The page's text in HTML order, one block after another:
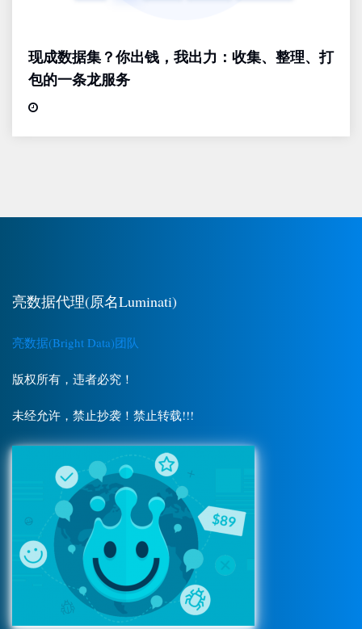
现成数据集？你出钱，我出力：收集、整理、打
包的一条龙服务
亮数据代理(原名Luminati)
亮数据(Bright Data)团队
版权所有，违者必究！
未经允许，禁止抄袭！禁止转载!!!